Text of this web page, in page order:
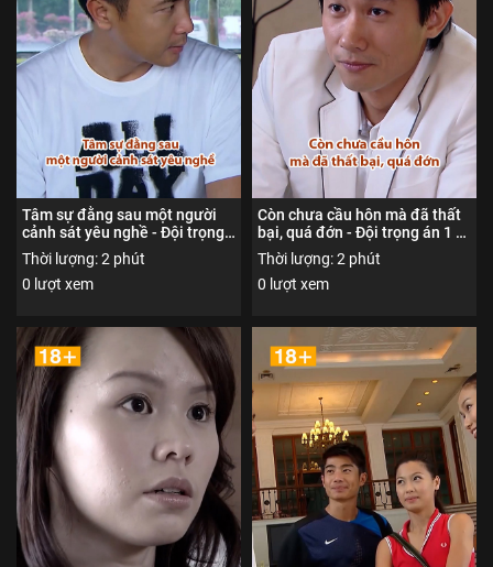
Tâm sự đằng sau một người
cảnh sát yêu nghề - Đội trọng
án 1 - Nội dung được phổ biến
đến người xem từ đủ 18 tuổi
trở lên
Thời lượng: 2 phút
0 lượt xem
Còn chưa cầu hôn mà đã thất
bại, quá đớn - Đội trọng án 1 -
Nội dung được phổ biến đến
người xem từ đủ 18 tuổi trở
lên
Thời lượng: 2 phút
0 lượt xem